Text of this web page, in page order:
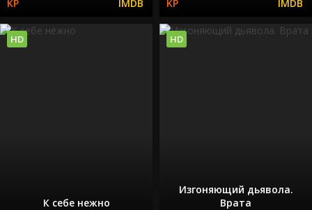
К себе нежно
HD
Изгоняющий дьявола.
Врата
HD